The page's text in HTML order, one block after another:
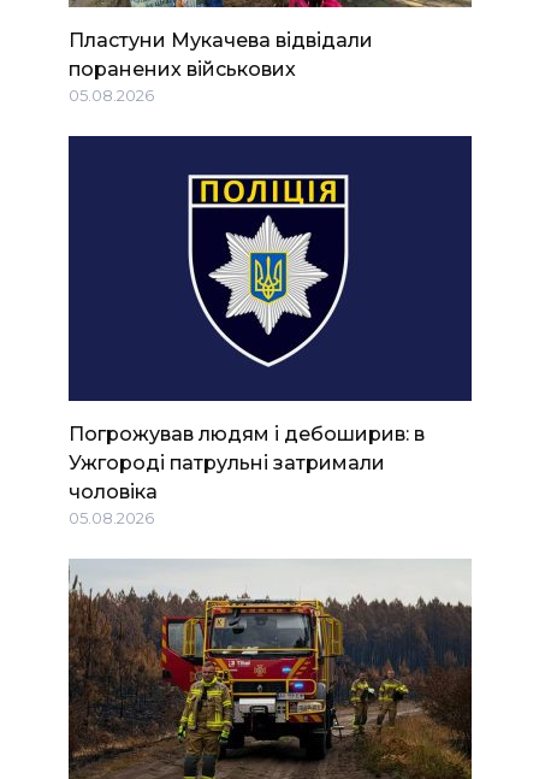
Пластуни Мукачева відвідали
поранених військових
05.08.2026
Погрожував людям і дебоширив: в
Ужгороді патрульні затримали
чоловіка
05.08.2026